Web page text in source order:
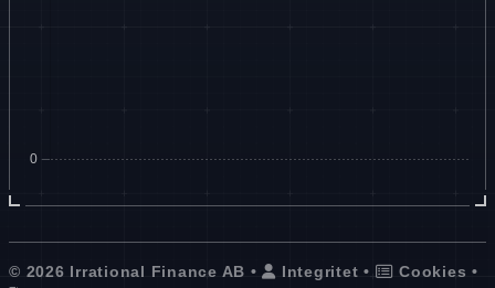
© 2026 Irrational Finance AB • Integritet • Cookies •